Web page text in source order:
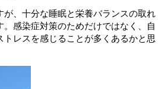
、十分な睡眠と栄養バランスの取れ
感染症対策のためだけではなく、自
レスを感じることが多くあるかと思